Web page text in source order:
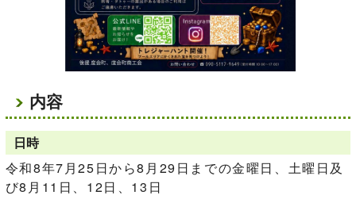
内容
日時
令和8年7月25日から8月29日までの金曜日、土曜日及
び8月11日、12日、13日